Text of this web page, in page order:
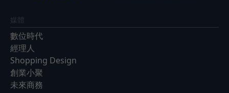
媒體
數位時代
經理人
Shopping Design
創業小聚
未來商務